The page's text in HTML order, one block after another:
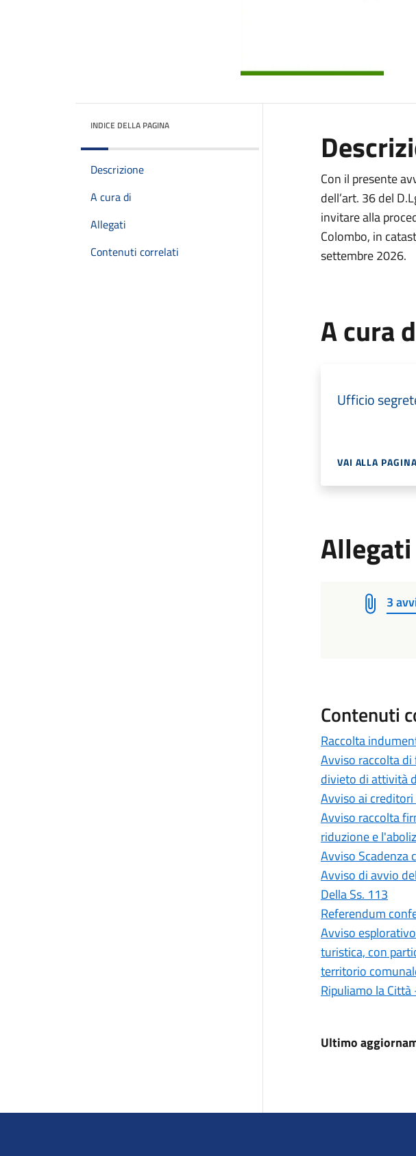
INDICE DELLA PAGINA
Descrizione
A cura di
Allegati
Contenuti correlati
Con il presente
dell’art. 36 del
invitare alla
Colombo, in
settembre 2026.
A cura
Ufficio
VAI ALLA PAGINA
Allegati
3
Contenuti
Raccolta
Avviso raccolta di
divieto di attività
Avviso ai
Avviso raccolta
riduzione e
Avviso Scadenza
Avviso di avvio
Della Ss. 113
Referendum
Avviso
turistica, con
territorio
Ripuliamo la
Ultimo